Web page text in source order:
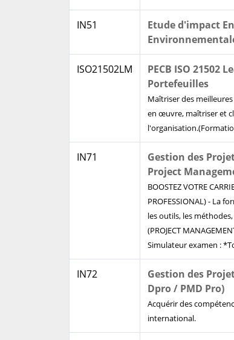
IN51
Etude d'impact
ISO21502LM
PECB ISO 21502
Portefeuilles
Maîtriser des
en œuvre, maîtriser et
IN71
Gestion des
Project
BOOSTEZ VOTRE
PROFESSIONAL) - La
les outils, les
(PROJECT
Simulateur examen :
IN72
Gestion des
Dpro / PMD Pro)
Acquérir des
international.